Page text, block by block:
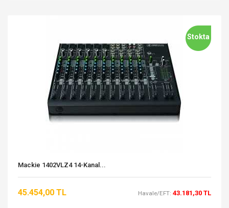
Stokta
Mackie 1402VLZ4 14-Kanal...
45.454,00 TL Havale/EFT: 43.181,30 TL